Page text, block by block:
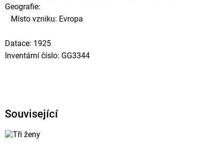
Geografie:
Místo vzniku: Evropa
Datace: 1925
Inventární číslo: GG3344
Související